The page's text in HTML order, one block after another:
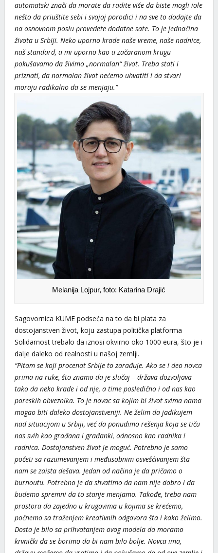
automatski znači da morate da radite više da biste mogli iole
nešto da priuštite sebi i svojoj porodici i na sve to dodajte da
na osnovnom poslu provedete dodatne sate. To je jednačina
života u Srbiji. Neko uporno krade naše vreme, naše nadnice,
naš standard, a mi uporno kao u začaranom krugu
pokušavamo da živimo „normalan“ život. Treba stati i
priznati, da normalan život nećemo uhvatiti i da stvari
moraju radikalno da se menjaju.”
Melanija Lojpur, foto: Katarina Drajić
Sagovornica KUME podseća na to da bi plata za
dostojanstven život, koju zastupa politička platforma
Solidarnost trebalo da iznosi okvirno oko 1000 eura, što je i
dalje daleko od realnosti u našoj zemlji.
“Pitam se koji procenat Srbije to zarađuje. Ako se i deo novca
prima na ruke, što znamo da je slučaj – država dozvoljava
tako da neko krade i od nje, a time posledično i od nas kao
poreskih obveznika. To je novac sa kojim bi život svima nama
mogao biti daleko dostojanstveniji. Ne želim da jadikujem
nad situacijom u Srbiji, već da ponudimo rešenja koja se tiču
nas svih kao građana i građanki, odnosno kao radnika i
radnica. Dostojanstven život je moguć. Potrebno je samo
početi sa razumevanjem i međusobnim osvešćivanjem šta
nam se zaista dešava. Jedan od načina je da pričamo o
burnoutu. Potrebno je da shvatimo da nam nije dobro i da
budemo spremni da to stanje menjamo. Takođe, treba nam
prostora da zajedno u krugovima u kojima se krećemo,
počnemo sa traženjem kreativnih odgovora šta i kako želimo.
Dosta je bilo sa prihvatanjem ovog modela da moramo
krvnički da se borimo da bi nam bilo bolje. Novca ima,